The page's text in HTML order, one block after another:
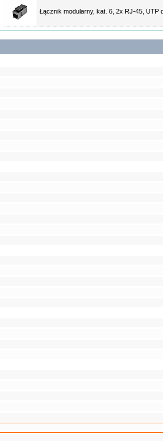
Łącznik modularny, kat. 6, 2x RJ-45, UTP